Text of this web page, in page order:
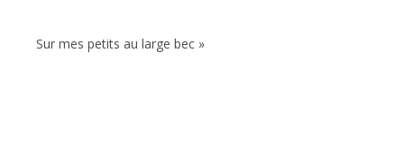
Sur mes petits au large bec »